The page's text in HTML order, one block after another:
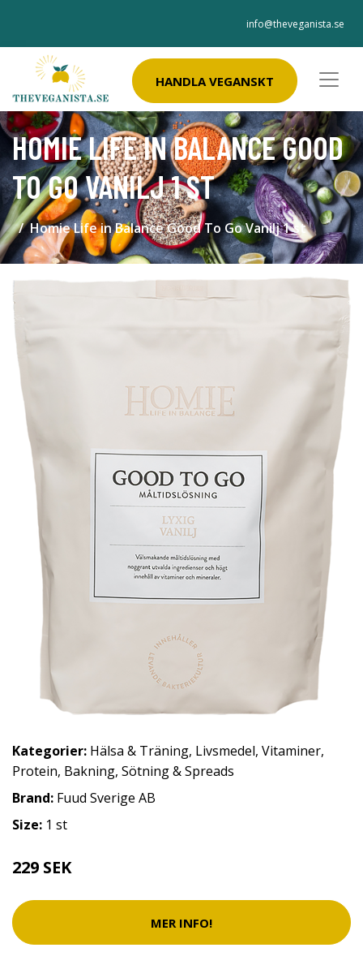
info@theveganista.se
HANDLA VEGANSKT
HOMIE LIFE IN BALANCE GOOD
TO GO VANILJ 1 ST
Homie Life in Balance Good To Go Vanilj 1 st
Kategorier: Hälsa & Träning, Livsmedel, Vitaminer,
Protein, Bakning, Sötning & Spreads
Brand: Fuud Sverige AB
Size: 1 st
229 SEK
MER INFO!